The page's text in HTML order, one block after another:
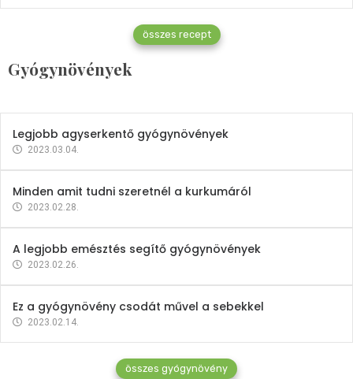
összes recept
Gyógynövények
Gyógynövények
Mindent a petrezselyemről
2023.12.21.
Legjobb agyserkentő gyógynövények
2023.03.04.
Minden amit tudni szeretnél a kurkumáról
2023.02.28.
A legjobb emésztés segítő gyógynövények
2023.02.26.
Ez a gyógynövény csodát művel a sebekkel
2023.02.14.
összes gyógynövény
Vitaminok